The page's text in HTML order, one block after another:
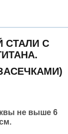
СТАЛИ С
не выше 6